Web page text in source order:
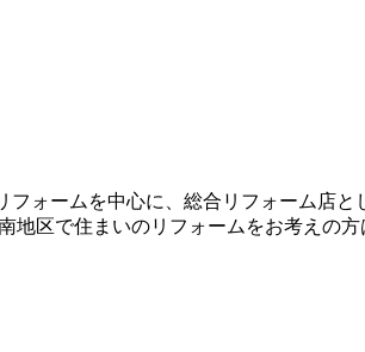
ォームを中心に、総合リフォーム店
区で住まいのリフォームをお考えの方